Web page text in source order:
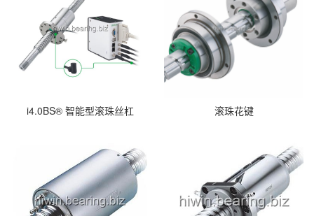
i4.0BS® 智能型滚珠丝杠 滚珠花键